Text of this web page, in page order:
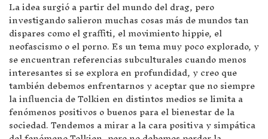
La idea surgió a partir del mundo del drag, pero
investigando salieron muchas cosas más de mundos tan
dispares como el graffiti, el movimiento hippie, el
neofascismo o el porno. Es un tema muy poco explorado, y
se encuentran referencias subculturales cuando menos
interesantes si se explora en profundidad, y creo que
también debemos enfrentarnos y aceptar que no siempre
la influencia de Tolkien en distintos medios se limita a
fenómenos positivos o buenos para el bienestar de la
sociedad. Tendemos a mirar a la cara positiva y simpática